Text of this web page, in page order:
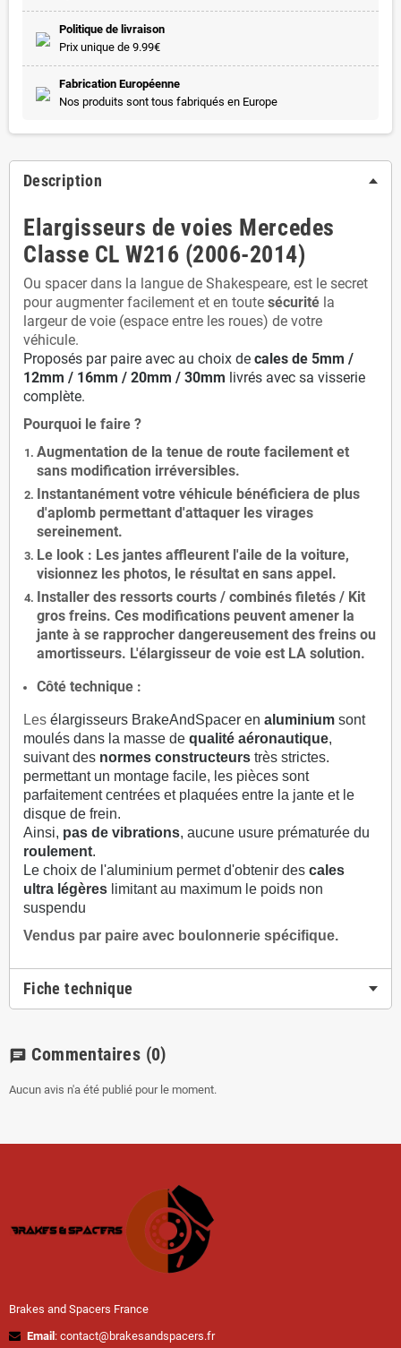
Politique de livraison
Prix unique de 9.99€
Fabrication Européenne
Nos produits sont tous fabriqués en Europe
Description
Elargisseurs de voies Mercedes
Classe CL W216 (2006-2014)
Ou spacer dans la langue de Shakespeare, est le secret
pour augmenter facilement et en toute sécurité la
largeur de voie (espace entre les roues) de votre
véhicule.
Proposés par paire avec au choix de cales de 5mm /
12mm / 16mm / 20mm / 30mm livrés avec sa visserie
complète.
Pourquoi le faire ?
Augmentation de la tenue de route facilement et
sans modification irréversibles.
Instantanément votre véhicule bénéficiera de plus
d'aplomb permettant d'attaquer les virages
sereinement.
Le look : Les jantes affleurent l'aile de la voiture,
visionnez les photos, le résultat en sans appel.
Installer des ressorts courts / combinés filetés / Kit
gros freins. Ces modifications peuvent amener la
jante à se rapprocher dangereusement des freins ou
amortisseurs. L'élargisseur de voie est LA solution.
Côté technique :
Les élargisseurs BrakeAndSpacer en aluminium sont
moulés dans la masse de qualité aéronautique,
suivant des normes constructeurs très strictes.
permettant un montage facile, les pièces sont
parfaitement centrées et plaquées entre la jante et le
disque de frein.
Ainsi, pas de vibrations, aucune usure prématurée du
roulement.
Le choix de l'aluminium permet d'obtenir des cales
ultra légères limitant au maximum le poids non
suspendu
Vendus par paire avec boulonnerie spécifique.
Fiche technique
chat Commentaires (0)
Aucun avis n'a été publié pour le moment.
Brakes and Spacers France
Email : contact@brakesandspacers.fr